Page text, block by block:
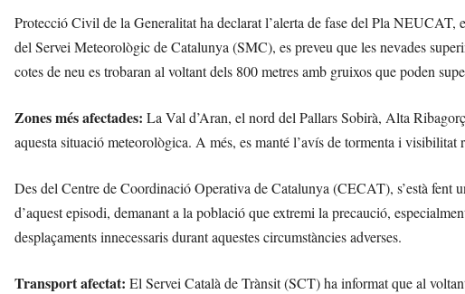
Protecció Civil de la Generalitat ha declarat l’alerta de fase del Pla NEUCAT,
del Servei Meteorològic de Catalunya (SMC), es preveu que les nevades
cotes de neu es trobaran al voltant dels 800 metres amb gruixos que poden
Zones més afectades: La Val d’Aran, el nord del Pallars Sobirà, Alta
aquesta situació meteorològica. A més, es manté l’avís de tormenta i
Des del Centre de Coordinació Operativa de Catalunya (CECAT), s’està fent
d’aquest episodi, demanant a la població que extremi la precaució,
desplaçaments innecessaris durant aquestes circumstàncies adverses.
Transport afectat: El Servei Català de Trànsit (SCT) ha informat que al